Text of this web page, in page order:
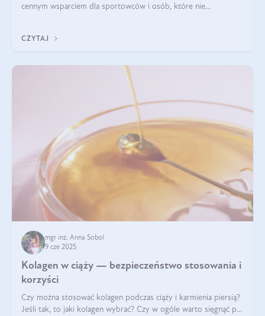
cennym wsparciem dla sportowców i osób, które nie
CZYTAJ
mgr inż. Anna Sobol
9 cze 2025
Kolagen w ciąży — bezpieczeństwo stosowania i
korzyści
Czy można stosować kolagen podczas ciąży i karmienia piersią?
Jeśli tak, to jaki kolagen wybrać? Czy w ogóle warto sięgnąć po